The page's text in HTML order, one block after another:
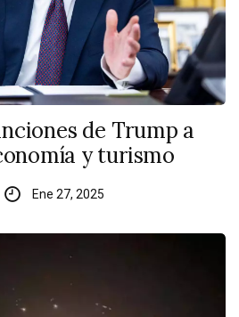
de Trump a
y turismo
Ene 27, 2025